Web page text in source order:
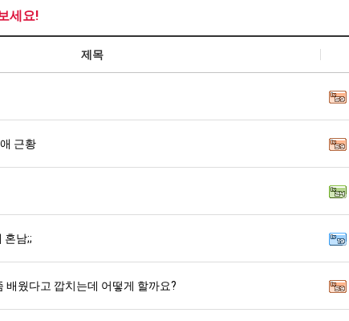
세요!
제목
근황
혼남;;
배웠다고 깝치는데 어떻게 할까요?